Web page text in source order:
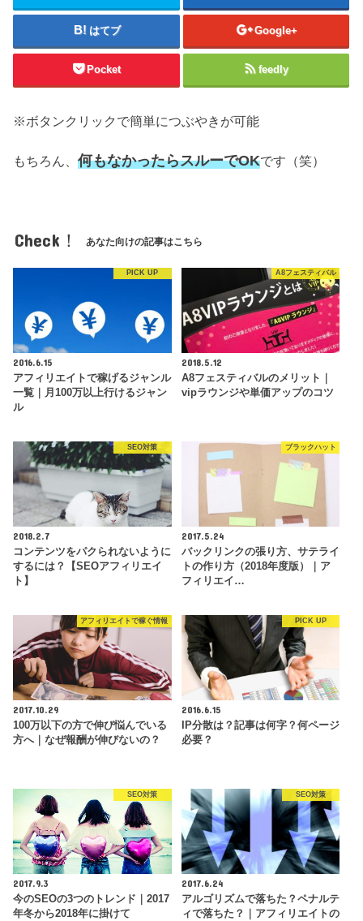
はてブ Google+
Pocket feedly
※ボタンクリックで簡単につぶやきが可能
もちろん、何もなかったらスルーでOKです（笑）
Check！ あなた向けの記事はこちら
PICK UP
2016.6.15
アフィリエイトで稼げるジャンル
一覧｜月100万以上行けるジャン
ル
A8フェスティバル
2018.5.12
A8フェスティバルのメリット｜
vipラウンジや単価アップのコツ
SEO対策
2018.2.7
コンテンツをパクられないように
するには？【SEOアフィリエイ
ト】
ブラックハット
2017.5.24
バックリンクの張り方、サテライ
トの作り方（2018年度版）｜ア
フィリエイ…
アフィリエイトで稼ぐ情報
2017.10.29
100万以下の方で伸び悩んでいる
方へ｜なぜ報酬が伸びないの？
PICK UP
2016.6.15
IP分散は？記事は何字？何ページ
必要？
SEO対策
2017.9.3
今のSEOの3つのトレンド｜2017
年冬から2018年に掛けて
SEO対策
2017.6.24
アルゴリズムで落ちた？ペナルテ
ィで落ちた？｜アフィリエイトの